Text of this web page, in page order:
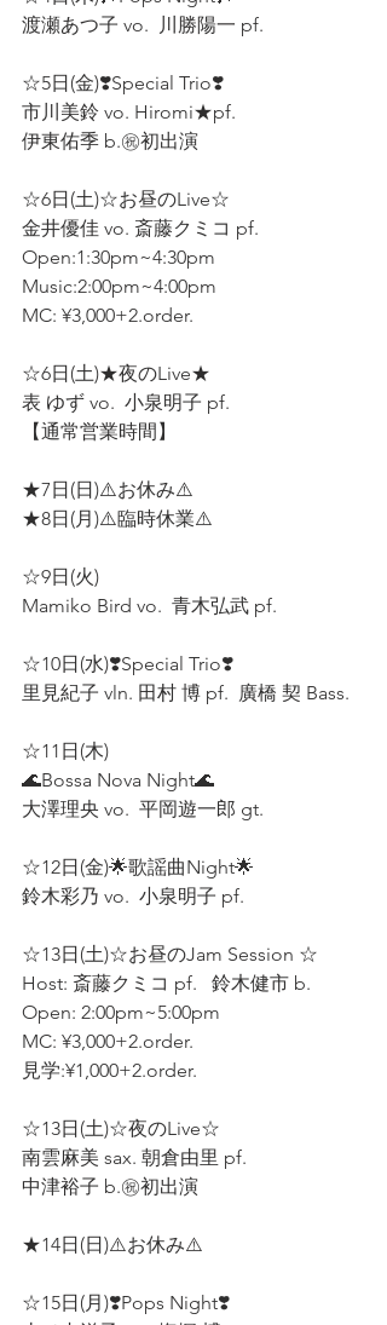
渡瀬あつ子 vo.  川勝陽一 pf.
☆5日(金)❣️Special Trio❣️
市川美鈴 vo. Hiromi★pf.
伊東佑季 b.㊗️初出演
☆6日(土)☆お昼のLive☆
金井優佳 vo. 斎藤クミコ pf.
Open:1:30pm~4:30pm
Music:2:00pm~4:00pm
MC: ¥3,000+2.order.
☆6日(土)★夜のLive★
表 ゆず vo.  小泉明子 pf.
【通常営業時間】
★7日(日)⚠️お休み⚠️
★8日(月)⚠️臨時休業⚠️
☆9日(火)
Mamiko Bird vo.  青木弘武 pf.
☆10日(水)❣️Special Trio❣️
里見紀子 vln. 田村 博 pf.  廣橋 契 Bass.
☆11日(木)
🌊Bossa Nova Night🌊
大澤理央 vo.  平岡遊一郎 gt.
☆12日(金)🌟歌謡曲Night🌟
鈴木彩乃 vo.  小泉明子 pf.
☆13日(土)☆お昼のJam Session ☆
Host: 斎藤クミコ pf.   鈴木健市 b.
Open: 2:00pm~5:00pm
MC: ¥3,000+2.order.
見学:¥1,000+2.order.
☆13日(土)☆夜のLive☆
南雲麻美 sax. 朝倉由里 pf.
中津裕子 b.㊗️初出演
★14日(日)⚠️お休み⚠️
☆15日(月)❣️Pops Night❣️